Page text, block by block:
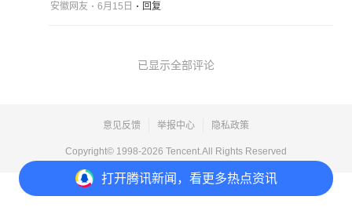
打开腾讯新闻，看更多热点资讯
安徽网友 6月15日 回复
已显示全部评论
意见反馈 举报中心 隐私政策
Copyright© 1998-2026 Tencent.All Rights Reserved